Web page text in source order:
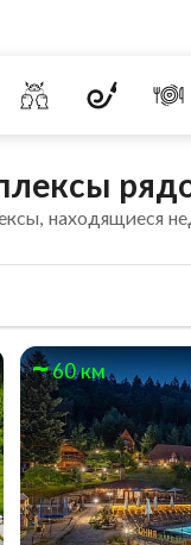
находящиеся
60 км